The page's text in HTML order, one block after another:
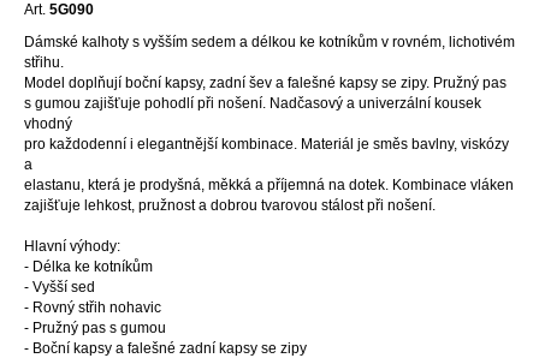
Art. 5G090
Dámské kalhoty s vyšším sedem a délkou ke kotníkům v rovném, lichotivém
střihu.
Model doplňují boční kapsy, zadní šev a falešné kapsy se zipy. Pružný pas
s gumou zajišťuje pohodlí při nošení. Nadčasový a univerzální kousek
vhodný
pro každodenní i elegantnější kombinace. Materiál je směs bavlny, viskózy
a
elastanu, která je prodyšná, měkká a příjemná na dotek. Kombinace vláken
zajišťuje lehkost, pružnost a dobrou tvarovou stálost při nošení.
Hlavní výhody:
- Délka ke kotníkům
- Vyšší sed
- Rovný střih nohavic
- Pružný pas s gumou
- Boční kapsy a falešné zadní kapsy se zipy